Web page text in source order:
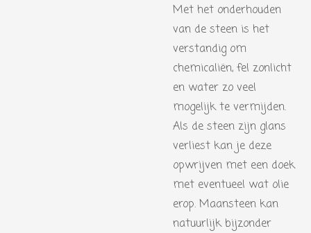
Met het onderhouden
van de steen is het
verstandig om
chemicaliën, fel zonlicht
en water zo veel
mogelijk te vermijden.
Als de steen zijn glans
verliest kan je deze
opwrijven met een doek
met eventueel wat olie
erop. Maansteen kan
natuurlijk bijzonder